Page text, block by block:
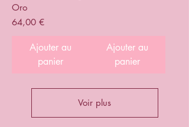
Oro
Prix
64,00 €
Ajouter au
panier
Ajouter au
panier
Voir plus